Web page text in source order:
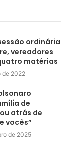
ordinária
vereadores
matérias
de 2022
de
atrás de
vocês”
de 2025